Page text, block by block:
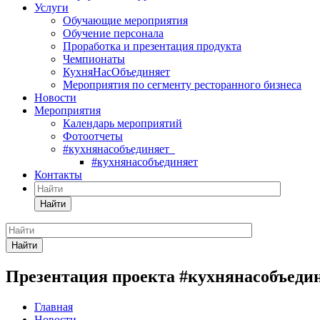
Услуги
Обучающие мероприятия
Обучение персонала
Проработка и презентация продукта
Чемпионаты
КухняНасОбъединяет
Мероприятия по сегменту ресторанного бизнеса
Новости
Мероприятия
Календарь мероприятий
Фотоотчеты
#кухнянасобъединяет
#кухнянасобъединяет
Контакты
Найти
Найти
Презентация проекта
Главная